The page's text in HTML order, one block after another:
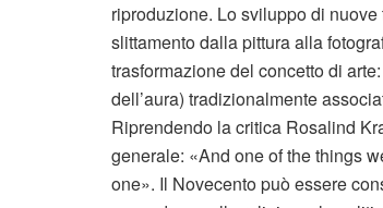
riproduzione. Lo sviluppo di
slittamento dalla pittura alla
trasformazione del concetto di
dell’aura) tradizionalmente
Riprendendo la critica Rosalind
generale: «And one of the things
one». Il Novecento può essere